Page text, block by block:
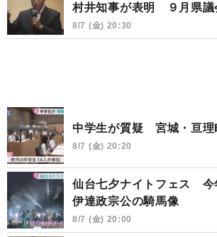
村井知事が表明 ９月県議
8/7 (金) 20:30
中学生が質疑 宮城・亘理
8/7 (金) 20:20
仙台七夕ナイトフェス
伊達政宗公の騎馬像
8/7 (金) 20:00